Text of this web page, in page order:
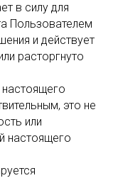
в силу для
Пользователем
и действует
расторгнуто
это не
или
настоящего